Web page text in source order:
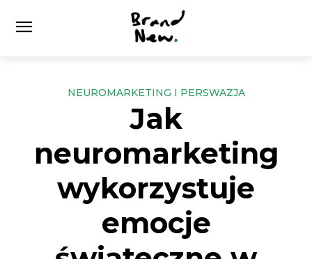
NEUROMARKETING I PERSWAZJA
Jak
neuromarketing
wykorzystuje
emocje